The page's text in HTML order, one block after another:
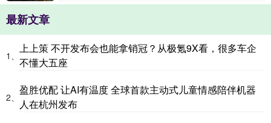
最新文章
1、
上上策 不开发布会也能拿销冠？从极氪9X看，很多车企
不懂大五座
2、
盈胜优配 让AI有温度 全球首款主动式儿童情感陪伴机器
人在杭州发布